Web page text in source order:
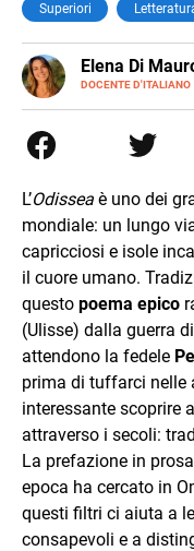
Superiori
Elena Di
DOCENTE D'ITALIANO
E-
MAIL
Australia e
desiderio di
cambiamento.
L’Odissea è uno dei
mondiale: un lungo
capricciosi e isole
il cuore umano.
questo poema epico
(Ulisse) dalla guerra
attendono la fedele
prima di tuffarci nelle
interessante scoprire
attraverso i secoli:
La prefazione in
epoca ha cercato in
questi filtri ci aiuta a
consapevoli e a